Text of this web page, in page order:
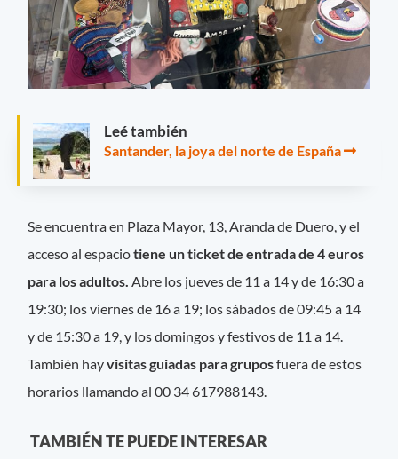
Leé también
Santander, la joya del norte de España
Se encuentra en Plaza Mayor, 13, Aranda de Duero, y el
acceso al espaciotiene un ticket de entrada de 4 euros
para los adultos.Abre los jueves de 11 a 14 y de 16:30 a
19:30; los viernes de 16 a 19; los sábados de 09:45 a 14
y de 15:30 a 19, y los domingos y festivos de 11 a 14.
También hayvisitas guiadas para gruposfuera de estos
horarios llamando al 00 34 617988143.
TAMBIÉN TE PUEDE INTERESAR